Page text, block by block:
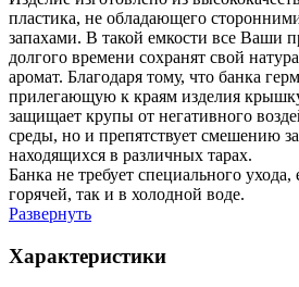
пластика, не обладающего
запахами. В такой емкости все Ваши
долгого времени сохранят свой
аромат. Благодаря тому, что банка
прилегающую к краям изделия
защищает крупы от негативного
среды, но и препятствует смешению
находящихся в различных тарах.
Банка не требует специального ухода,
горячей, так и в холодной воде.
Развернуть
Характеристики